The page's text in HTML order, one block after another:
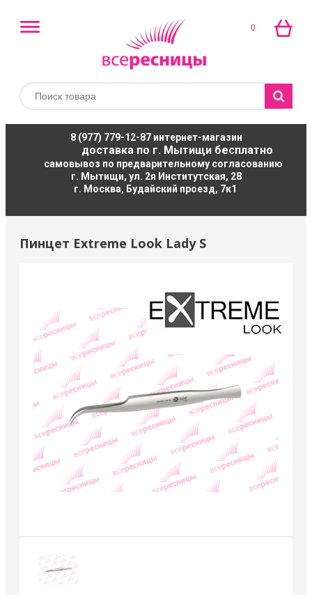
0
8 (977) 779-12-87интернет-магазин
доставка по г. Мытищи бесплатно
самовывоз по предварительному согласованию
г. Мытищи, ул. 2я Институтская, 28
г. Москва, Будайский проезд, 7к1
Пинцет Extreme Look Lady S